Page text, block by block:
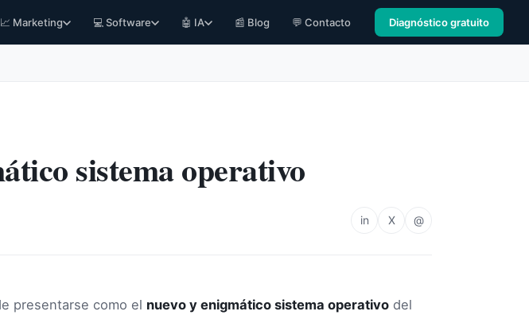
📈 Marketing 💻 Software 🤖 IA 📰 Blog 💬 Contacto Diagnóstico gratuito
sistema operativo
in X @
presentarse como el nuevo y enigmático sistema operativo del